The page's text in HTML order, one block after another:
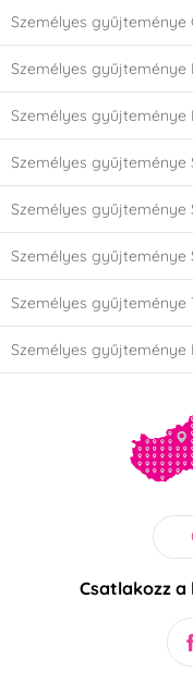
Személyes gyűjteménye
Személyes gyűjteménye
Személyes gyűjteménye
Személyes gyűjteménye
Személyes gyűjteménye
Személyes gyűjteménye
Személyes gyűjteménye
Személyes gyűjteménye
Csatlakozz a